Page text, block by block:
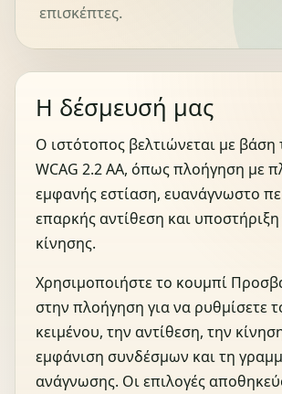
επισκέπτες.
Η δέσμευσή μας
Ο ιστότοπος βελτιώνεται με βάση
WCAG 2.2 AA, όπως πλοήγηση με
εμφανής εστίαση, ευανάγνωστο
επαρκής αντίθεση και
κίνησης.
Χρησιμοποιήστε το κουμπί
στην πλοήγηση για να ρυθμίσετε
κειμένου, την αντίθεση, την
εμφάνιση συνδέσμων και τη
ανάγνωσης. Οι επιλογές